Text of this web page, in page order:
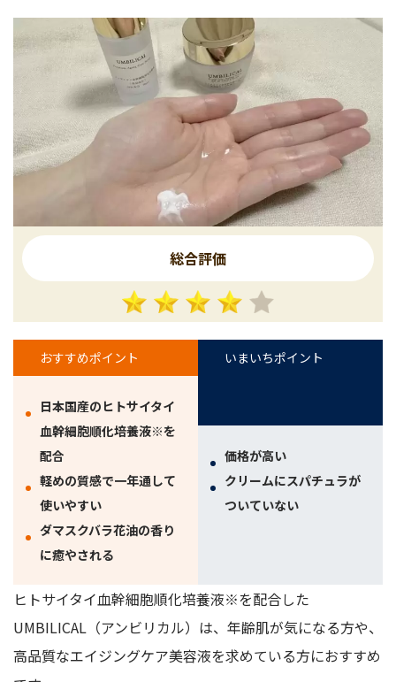
総合評価
おすすめポイント
日本国産のヒトサイタイ
血幹細胞順化培養液※を
配合
軽めの質感で一年通して
使いやすい
ダマスクバラ花油の香り
に癒やされる
いまいちポイント
価格が高い
クリームにスパチュラが
ついていない
ヒトサイタイ血幹細胞順化培養液※を配合した
UMBILICAL（アンビリカル）は、年齢肌が気になる方や、
高品質なエイジングケア美容液を求めている方におすすめ